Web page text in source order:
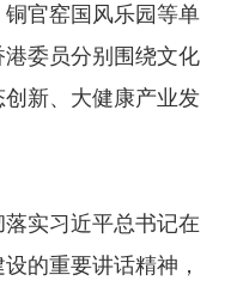
官窑国风乐园等单
委员分别围绕文化
新、大健康产业发
实习近平总书记在
的重要讲话精神，